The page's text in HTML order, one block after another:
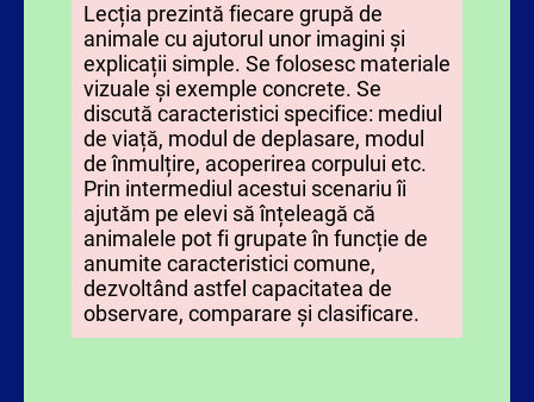
Lecția prezintă fiecare grupă de
animale cu ajutorul unor imagini și
explicații simple. Se folosesc materiale
vizuale și exemple concrete. Se
discută caracteristici specifice: mediul
de viață, modul de deplasare, modul
de înmulțire, acoperirea corpului etc.
Prin intermediul acestui scenariu îi
ajutăm pe elevi să înțeleagă că
animalele pot fi grupate în funcție de
anumite caracteristici comune,
dezvoltând astfel capacitatea de
observare, comparare și clasificare.